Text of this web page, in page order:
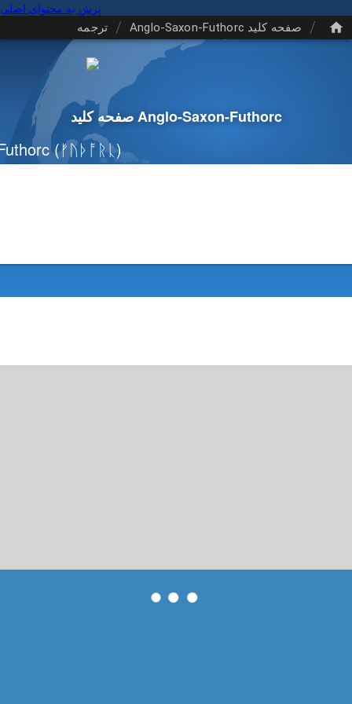
پرش به محتوای اصلی
/ صفحه کلید Anglo-Saxon-Futhorc / ترجمه
صفحه کلید Anglo-Saxon-Futhorc
(ᚠᚢᚦᚩᚱᚳ)